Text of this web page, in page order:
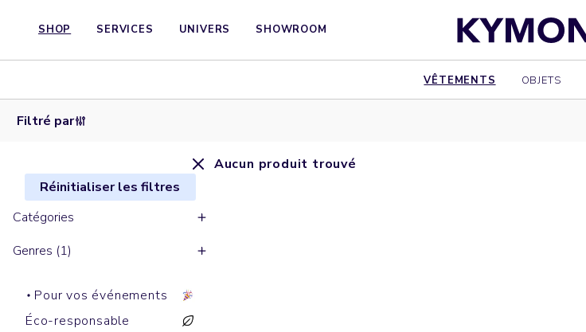
SHOP SERVICES UNIVERS SHOWROOM
VÊTEMENTS OBJETS
Filtré par
Réinitialiser les filtres
Catégories
Genres (1)
Pour vos événements
Éco-responsable
Aucun produit trouvé